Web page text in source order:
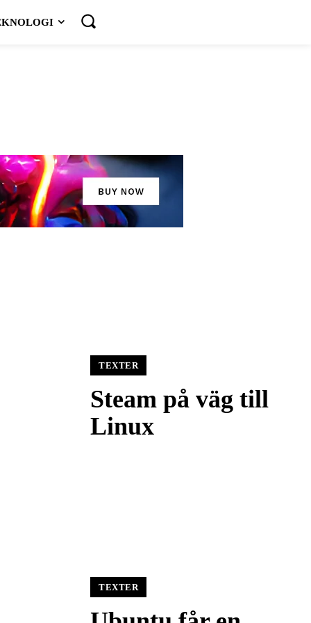
TEXTER
Steam på väg till
Linux
TEXTER